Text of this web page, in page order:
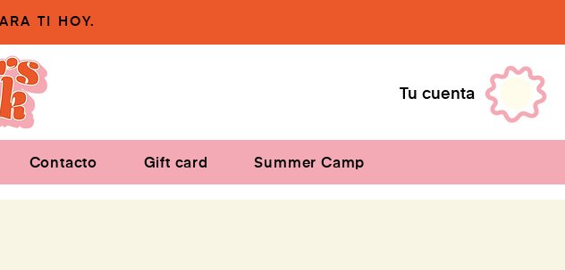
TI HOY.
Tu cuenta
Contacto Gift card Summer Camp